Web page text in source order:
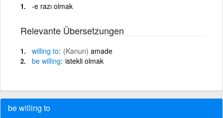
-e razı olmak
Relevante Übersetzungen
willing to (Kanun) amade
be willing istekli olmak
be willing to